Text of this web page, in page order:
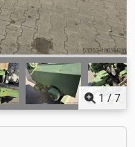
1 /7